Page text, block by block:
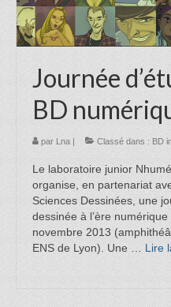
Journée
BD
par Lna | Classé dans : BD
Le laboratoire junior
organise, en partenariat
Sciences Dessinées, une
dessinée à l’ère
novembre 2013
ENS de Lyon). Une … Lire